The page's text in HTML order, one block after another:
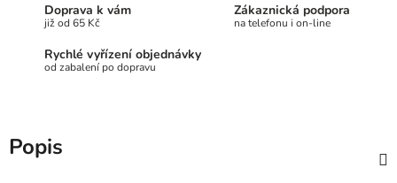
Doprava k vám
již od 65 Kč
Zákaznická podpora
na telefonu i on-line
Rychlé vyřízení objednávky
od zabalení po dopravu
Popis